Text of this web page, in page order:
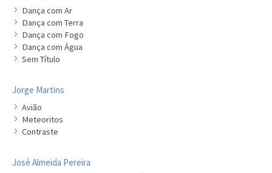
Dança com Ar
Dança com Terra
Dança com Fogo
Dança com Água
Sem Título
Jorge Martins
Avião
Meteoritos
Contraste
José Almeida Pereira